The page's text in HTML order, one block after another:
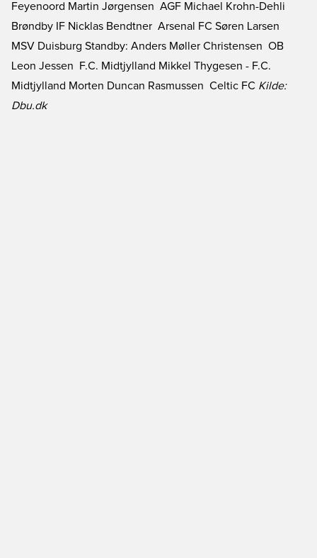
Feyenoord Martin Jørgensen  AGF Michael Krohn-Dehli 
Brøndby IF Nicklas Bendtner  Arsenal FC Søren Larsen 
MSV Duisburg Standby: Anders Møller Christensen  OB
Leon Jessen  F.C. Midtjylland Mikkel Thygesen - F.C.
Midtjylland Morten Duncan Rasmussen  Celtic FC Kilde:
Dbu.dk